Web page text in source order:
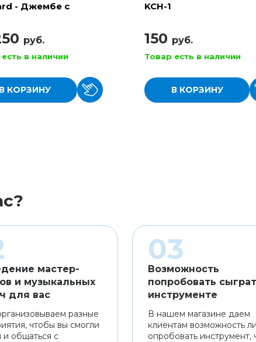
- Джембе с
руб.
в наличии
В КОРЗИНУ
KCH-1
150 руб.
Товар есть в наличии
В КОРЗИНУ
мастер-
и музыкальных
для вас
разные
чтобы вы смогли
и общаться с
Возможность
попробовать
инструменте
В нашем магазине даем
клиентам возможность
опробовать инструмент,